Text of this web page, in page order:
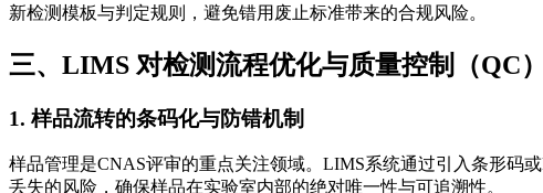
新检测模板与判定规则，避免错用废止标准带来的合规风险。
三、LIMS 对检测流程优化与质量控制（QC
1. 样品流转的条码化与防错机制
样品管理是CNAS评审的重点关注领域。LIMS系统通过引入条形码
丢失的风险，确保样品在实验室内部的绝对唯一性与可追溯性。